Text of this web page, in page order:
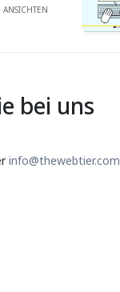
bei uns
info@thewebtier.com